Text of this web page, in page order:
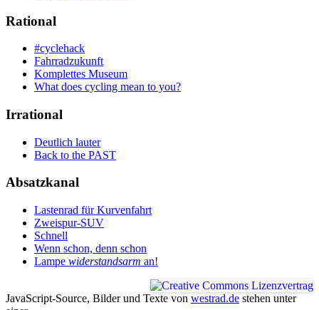
Rational
#cyclehack
Fahrradzukunft
Komplettes Museum
What does cycling mean to you?
Irrational
Deutlich lauter
Back to the PAST
Absatzkanal
Lastenrad für Kurvenfahrt
Zweispur-SUV
Schnell
Wenn schon, denn schon
Lampe widerstandsarm an!
JavaScript-Source, Bilder und Texte von westrad.de stehen unter